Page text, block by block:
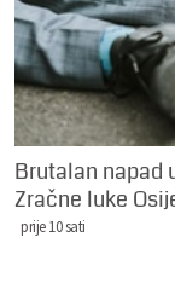
Brutalan napad
Zračne luke
prije 10 sati